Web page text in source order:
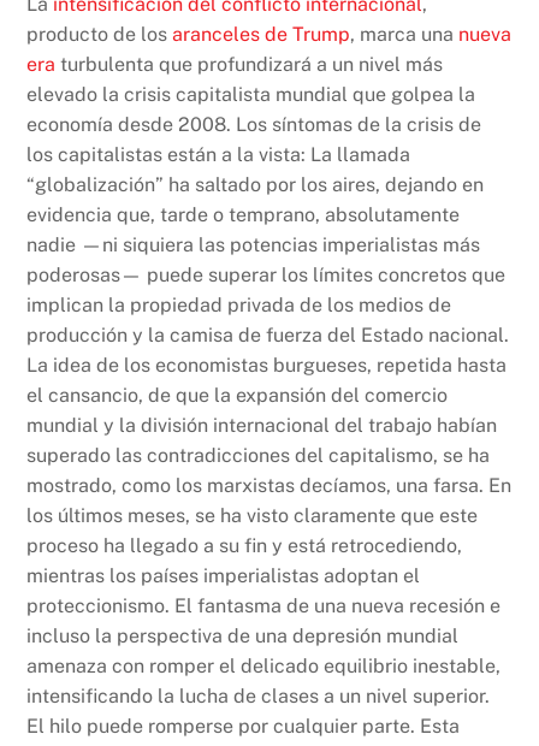
producto de losaranceles de Trump, marca una nueva
era turbulenta que profundizará a un nivel más
elevado la crisis capitalista mundial que golpea la
economía desde 2008. Los síntomas de la crisis de
los capitalistas están a la vista: La llamada
“globalización” ha saltado por los aires, dejando en
evidencia que, tarde o temprano, absolutamente
nadie —ni siquiera las potencias imperialistas más
poderosas— puede superar los límites concretos que
implican la propiedad privada de los medios de
producción y la camisa de fuerza del Estado nacional.
La idea de los economistas burgueses, repetida hasta
el cansancio, de que la expansión del comercio
mundial y la división internacional del trabajo habían
superado las contradicciones del capitalismo, se ha
mostrado, como los marxistas decíamos, una farsa. En
los últimos meses, se ha visto claramente que este
proceso ha llegado a su fin y está retrocediendo,
mientras los países imperialistas adoptan el
proteccionismo. El fantasma de una nueva recesión e
incluso la perspectiva de una depresión mundial
amenaza con romper el delicado equilibrio inestable,
intensificando la lucha de clases a un nivel superior.
El hilo puede romperse por cualquier parte. Esta